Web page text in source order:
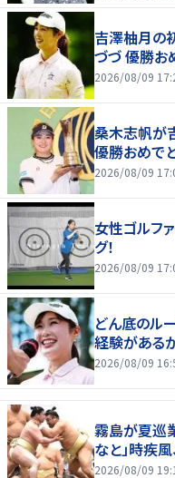
吉澤柚月の
づづ 優勝お
2026/08/09
桑木志帆が
優勝おめでと
2026/08/09
女性ゴルフ
グ！
2026/08/09
どん底のル
経験がある
2026/08/09
霧島が夏巡
なと」時疾
2026/08/09